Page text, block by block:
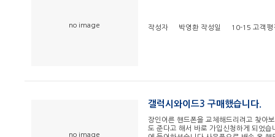
no image 작성자 박영환 작성일 10-15 고객평
no image
갤럭시와이드3 구매했습니다.
장인어른 핸드폰을 교체해드리려고 찾아
도 준다고 해서 바로 가입신청하게 되었